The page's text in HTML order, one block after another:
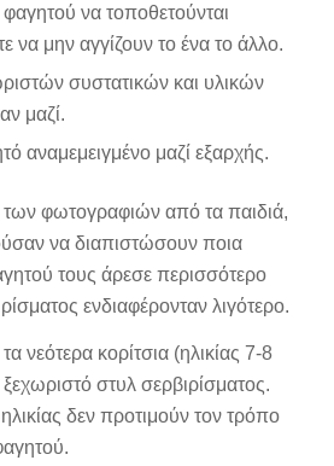
να τοποθετούνται
να μην αγγίζουν το ένα το άλλο.
συστατικών και υλικών
μαζί.
αναμεμειγμένο μαζί εξαρχής.
φωτογραφιών από τα παιδιά,
να διαπιστώσουν ποια
τους άρεσε περισσότερο
ενδιαφέρονταν λιγότερο.
τα νεότερα κορίτσια (ηλικίας 7-8
στυλ σερβιρίσματος.
δεν προτιμούν τον τρόπο